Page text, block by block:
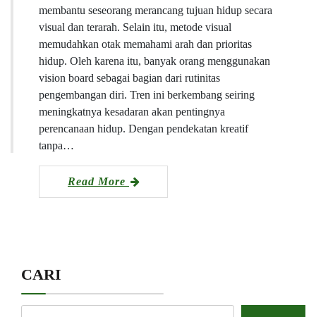
membantu seseorang merancang tujuan hidup secara
visual dan terarah. Selain itu, metode visual
memudahkan otak memahami arah dan prioritas
hidup. Oleh karena itu, banyak orang menggunakan
vision board sebagai bagian dari rutinitas
pengembangan diri. Tren ini berkembang seiring
meningkatnya kesadaran akan pentingnya
perencanaan hidup. Dengan pendekatan kreatif
tanpa…
Read More
CARI